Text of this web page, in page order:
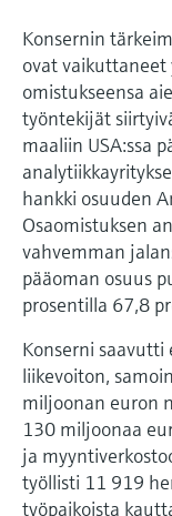
Device Viewer
Löydä tuotekohtaiset
dokumentaatio.
Varaosahaku
Löydä varaosat
tai sarjanumeron
Memosens
Näytä kaikki
päätöksentekoa
läpinäkyvyyden
Konsernin
ovat vaikuttaneet
omistukseensa
työntekijät
maaliin USA:ssa
hankki osuuden
Osaomistuksen
vahvemman
pääoman osuus
prosentilla 67,8
Konserni
liikevoiton,
miljoonan euron
130 miljoonaa
ja
työllisti 11 919
työpaikoista